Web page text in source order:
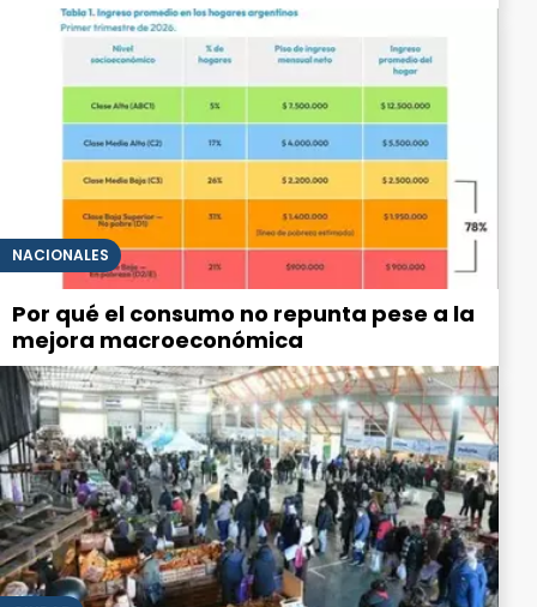
NACIONALES
Por qué el consumo no repunta pese a la
mejora macroeconómica